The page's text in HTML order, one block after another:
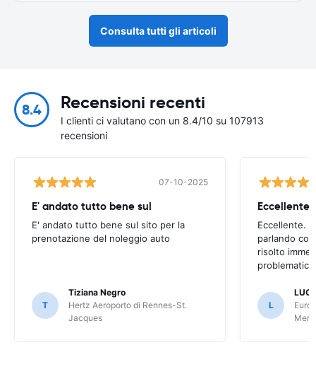
Consulta tutti gli articoli
8.4 Recensioni recenti
I clienti ci valutano con un 8.4/10 su 107913
recensioni
07-10-2025
E' andato tutto bene sul
E' andato tutto bene sul sito per la
prenotazione del noleggio auto
T
Tiziana Negro
Hertz Aeroporto di Rennes-St.
Jacques
Eccellente.
parlando
risolto
L